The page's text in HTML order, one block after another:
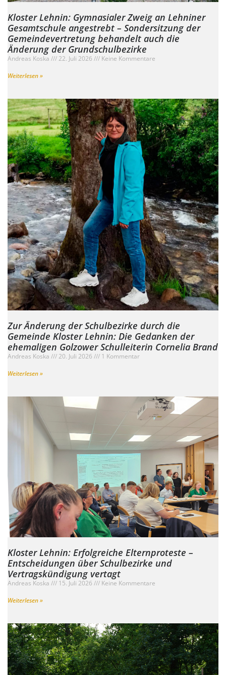
Kloster Lehnin: Gymnasialer Zweig an Lehniner
Gesamtschule angestrebt – Sondersitzung der
Gemeindevertretung behandelt auch die
Änderung der Grundschulbezirke
Andreas Koska 22. Juli 2026
Keine Kommentare
Weiterlesen »
Zur Änderung der Schulbezirke durch die
Gemeinde Kloster Lehnin: Die Gedanken der
ehemaligen Golzower Schulleiterin Cornelia Brand
Andreas Koska 20. Juli 2026
1 Kommentar
Weiterlesen »
Kloster Lehnin: Erfolgreiche Elternproteste –
Entscheidungen über Schulbezirke und
Vertragskündigung vertagt
Andreas Koska 15. Juli 2026
Keine Kommentare
Weiterlesen »